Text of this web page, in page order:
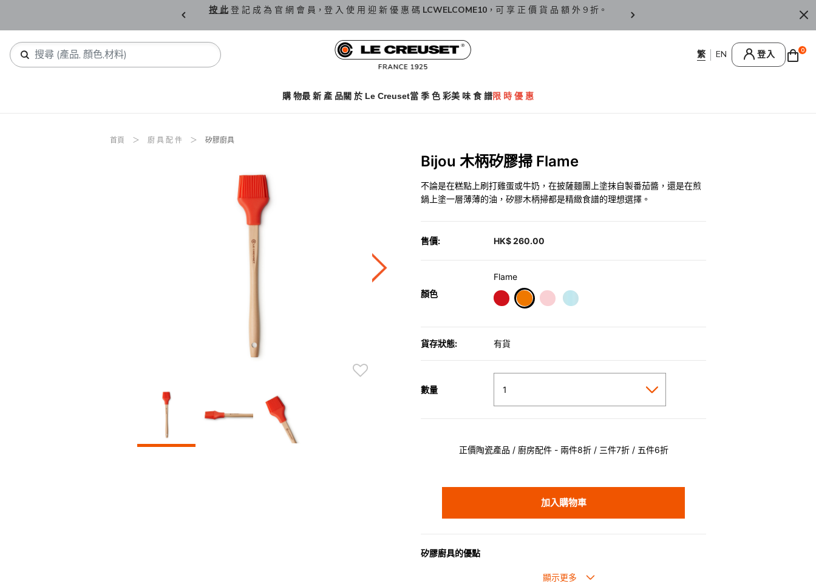
按 此 登 記 成 為 官 網 會 員，登 入 使 用 迎 新 優 惠 碼 LCWELCOME10 ，可 享 正 價 貨 品 額 外 9 折。 香 港 / 澳 門 訂 單 滿
登入 0
購 物最 新 產 品關 於 Le Creuset當 季 色 彩美 味 食 譜限 時 優 惠
首頁 廚 具 配 件 矽膠廚具
Bijou 木柄矽膠掃 Flame
不論是在糕點上刷打雞蛋或牛奶，在披薩麵團上塗抹自製番茄醬，還是在煎
鍋上塗一層薄薄的油，矽膠木柄掃都是精緻食譜的理想選擇。
售價: HK$ 260.00
顏色
Flame
貨存狀態: 有貨
數量
正價陶瓷產品 / 廚房配件 - 兩件8折 / 三件7折 / 五件6折
加入購物車
矽膠廚具的優點
• 耐熱高達250℃，耐冷低至-40℃。